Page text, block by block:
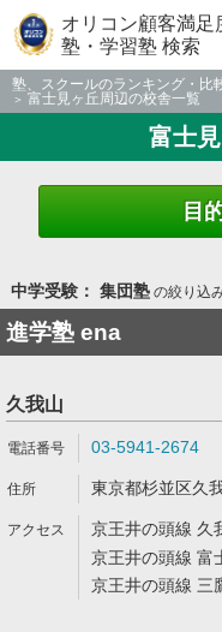
オリコン顧客満足
塾・学習塾 検索
塾、スクールのランキング・比
富士見ヶ丘周辺の校舎一覧
富士
目
中学受験： 集団塾の絞り込
進学塾 ena
久我山
03-5941-2674
東京都杉並区久
京王井の頭線 久
京王井の頭線 富
京王井の頭線 三